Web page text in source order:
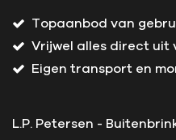
Topaanbod van
Vrijwel alles direct uit
Eigen transport en
L.P. Petersen -